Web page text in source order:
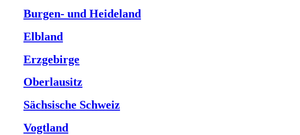
Burgen- und Heideland
Elbland
Erzgebirge
Oberlausitz
Sächsische Schweiz
Vogtland